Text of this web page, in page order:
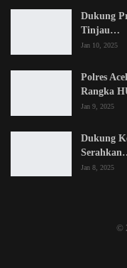
Dukung
Tinjau…
Jan 10, 2025
Polres
Rangka
Jan 9, 2025
Dukung
Jan 8, 2025
©